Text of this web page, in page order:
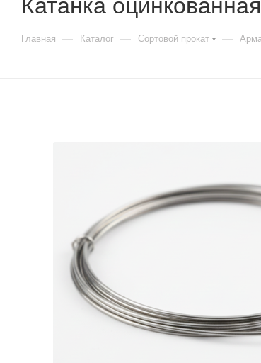
Катанка
Главная — Каталог — Сортовой прокат —